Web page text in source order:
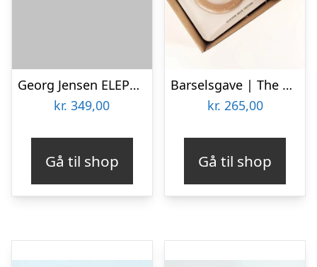
Georg Jensen ELEPHANT æske – blå
kr. 349,00
Gå til shop
Barselsgave | The Essentials
kr. 265,00
Gå til shop